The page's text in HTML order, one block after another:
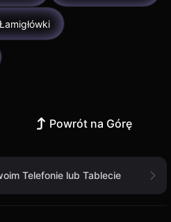
Łamigłówki
Powrót na Górę
Telefonie lub Tablecie